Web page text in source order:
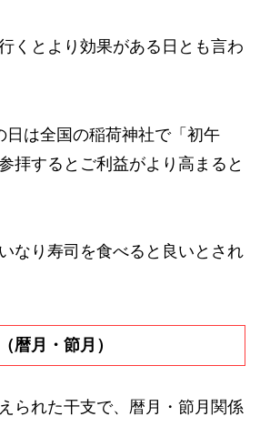
くとより効果がある日とも言わ
日は全国の稲荷神社で「初午
拝するとご利益がより高まると
なり寿司を食べると良いとされ
暦月・節月）
られた干支で、暦月・節月関係